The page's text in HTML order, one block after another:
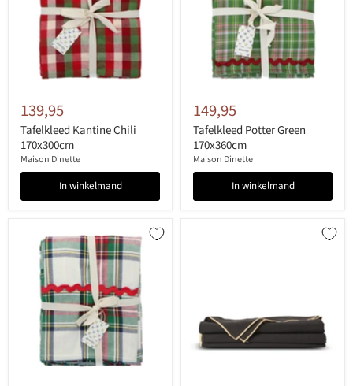
139,95
Tafelkleed Kantine Chili
170x300cm
Maison Dinette
In winkelmand
149,95
Tafelkleed Potter Green
170x360cm
Maison Dinette
In winkelmand